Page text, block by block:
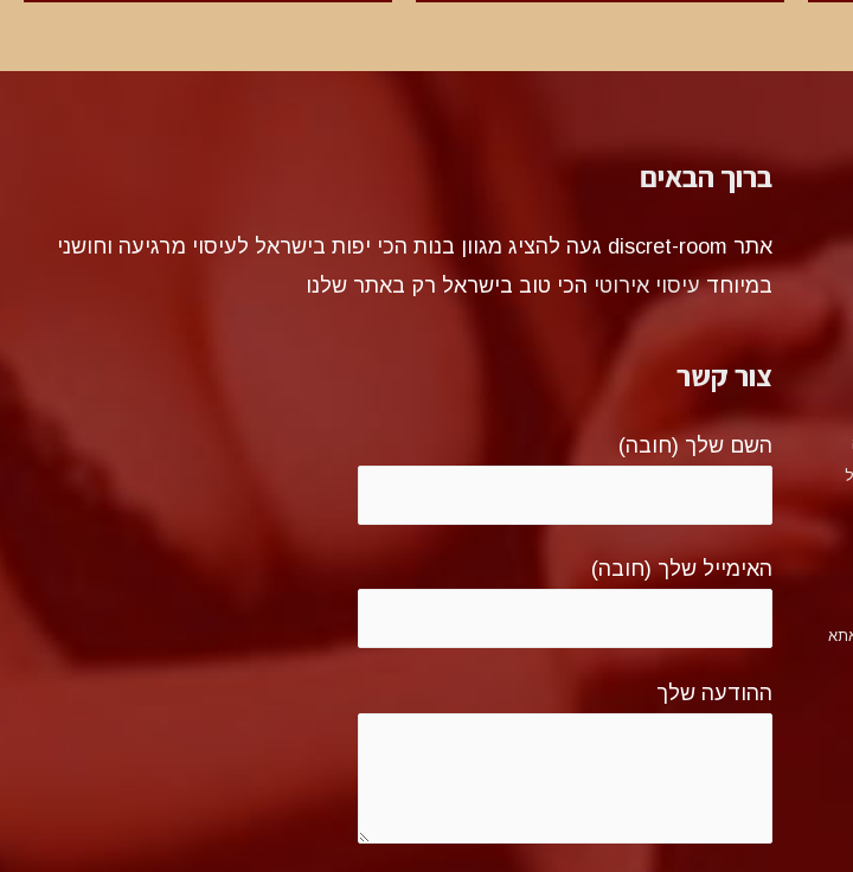
ברוך הבאים
אתר discret-room געה להציג מגוון בנות הכי יפות בישראל לעיסוי מרגיעה וחושני
במיוחדעיסוי אירוטי הכי טוב בישראל רק באתר שלנו
צור קשר
השם שלך (חובה)
האימייל שלך (חובה)
ההודעה שלך